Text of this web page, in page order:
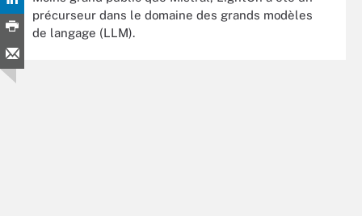
précurseur dans le domaine des grands modèles
de langage (LLM).